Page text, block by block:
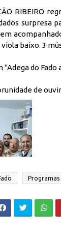
RIBEIRO
surpresa
baixo. 3
"Adega do
de
Programas